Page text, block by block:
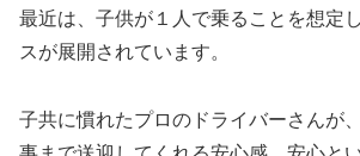
最近は、子供が１人で乗ることを想定
スが展開されています。
子共に慣れたプロのドライバーさんが